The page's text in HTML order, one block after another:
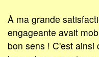
À ma grande
engageante avait
bon sens ! C'est ainsi